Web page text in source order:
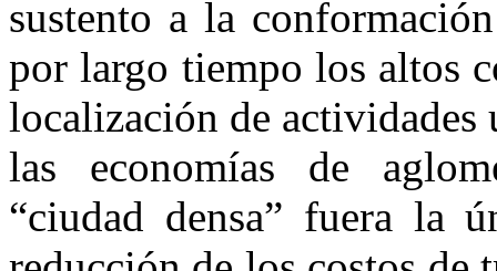
sustento a la
por largo tiempo los altos
localización de actividades
las economías de
“ciudad densa” fuera la